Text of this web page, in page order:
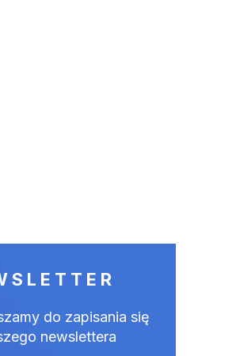
do zapisania się
newslettera